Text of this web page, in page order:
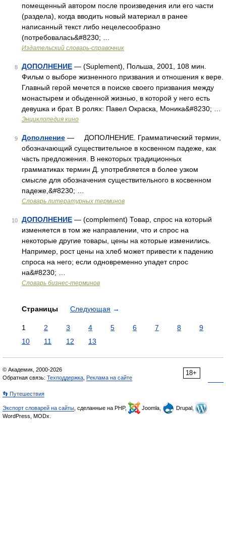
помещенный автором после произведения или его части
(раздела), когда вводить новый материал в ранее
написанный текст либо нецелесообразно
(потребовалась&#8230; …
Издательский словарь-справочник
8 ДОПОЛНЕНИЕ — (Suplement), Польша, 2001, 108 мин.
Фильм о выборе жизненного призвания и отношения к вере.
Главный герой мечется в поиске своего призвания между
монастырем и обыденной жизнью, в которой у него есть
девушка и брат. В ролях: Павел Окраска, Моника&#8230; …
Энциклопедия кино
9 Дополнение — ДОПОЛНЕНИЕ. Грамматический термин,
обозначающий существительное в косвенном падеже, как
часть предложения. В некоторых традиционных
грамматиках термин Д. употребляется в более узком
смысле для обозначения существительного в косвенном
падеже,&#8230; …
Словарь литературных терминов
10 ДОПОЛНЕНИЕ — (complement) Товар, спрос на который
изменяется в том же направлении, что и спрос на
некоторые другие товары, цены на которые изменились.
Например, рост цены на хлеб может привести к падению
спроса на него; если одновременно упадет спрос
на&#8230; …
Словарь бизнес-терминов
Страницы Следующая →
1 2 3 4 5 6 7 8
9
10
11 12 13
18+
© Академик, 2000-2026
Обратная связь: Техподдержка Реклама на сайте
👣 Путешествия
Экспорт словарей на сайты , сделанные на PHP, Joomla,
Drupal,
WordPress, MODx.